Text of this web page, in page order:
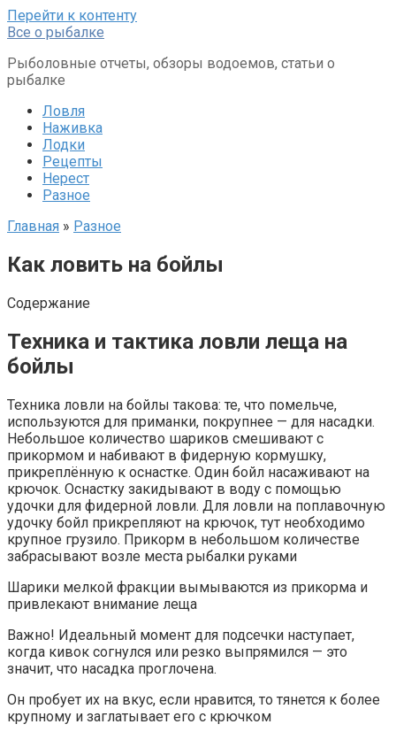
Перейти к контенту
Все о рыбалке
Рыболовные отчеты, обзоры водоемов, статьи о
рыбалке
Ловля
Наживка
Лодки
Рецепты
Нерест
Разное
Главная » Разное
Как ловить на бойлы
Содержание
Техника и тактика ловли леща на
бойлы
Техника ловли на бойлы такова: те, что помельче,
используются для приманки, покрупнее — для насадки.
Небольшое количество шариков смешивают с
прикормом и набивают в фидерную кормушку,
прикреплённую к оснастке. Один бойл насаживают на
крючок. Оснастку закидывают в воду с помощью
удочки для фидерной ловли. Для ловли на поплавочную
удочку бойл прикрепляют на крючок, тут необходимо
крупное грузило. Прикорм в небольшом количестве
забрасывают возле места рыбалки руками
Шарики мелкой фракции вымываются из прикорма и
привлекают внимание леща
Важно! Идеальный момент для подсечки наступает,
когда кивок согнулся или резко выпрямился — это
значит, что насадка проглочена.
Он пробует их на вкус, если нравится, то тянется к более
крупному и заглатывает его с крючком